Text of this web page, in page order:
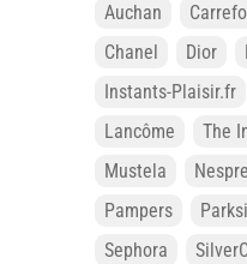
Auchan
Chanel
Dior
Instants-Plaisir.fr
Lancôme
The
Mustela
Pampers
Sephora